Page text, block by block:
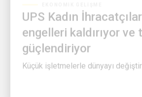
engelleri kaldırıyor ve
güçlendiriyor
Küçük işletmelerle dünyayı